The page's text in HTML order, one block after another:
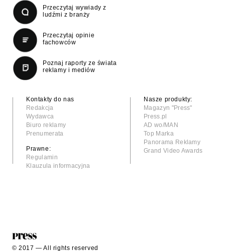
Przeczytaj wywiady z
ludźmi z branży
Przeczytaj opinie
fachowców
Poznaj raporty ze świata
reklamy i mediów
Kontakty do nas
Redakcja
Wydawca
Biuro reklamy
Prenumerata
Prawne:
Regulamin
Klauzula informacyjna
Nasze produkty:
Magazyn "Press"
Press.pl
AD wo/MAN
Top Marka
Panorama Reklamy
Grand Video Awards
© 2017 — All rights reserved